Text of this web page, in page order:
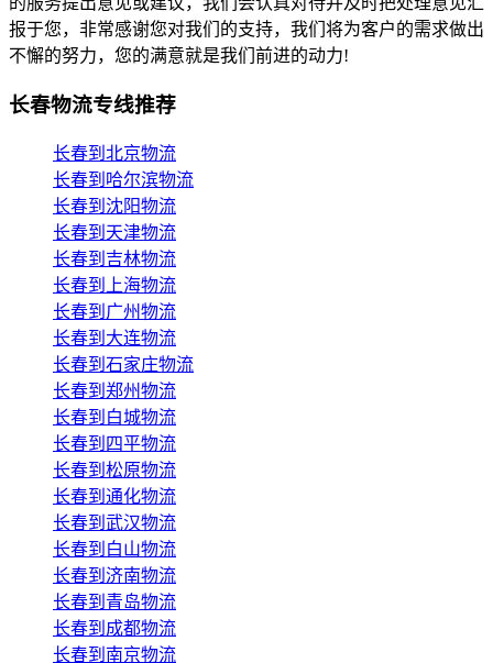
报于您，非常感谢您对我们的支持，我们将为客户的需求做出
不懈的努力，您的满意就是我们前进的动力!
长春物流专线推荐
长春到北京物流
长春到哈尔滨物流
长春到沈阳物流
长春到天津物流
长春到吉林物流
长春到上海物流
长春到广州物流
长春到大连物流
长春到石家庄物流
长春到郑州物流
长春到白城物流
长春到四平物流
长春到松原物流
长春到通化物流
长春到武汉物流
长春到白山物流
长春到济南物流
长春到青岛物流
长春到成都物流
长春到南京物流